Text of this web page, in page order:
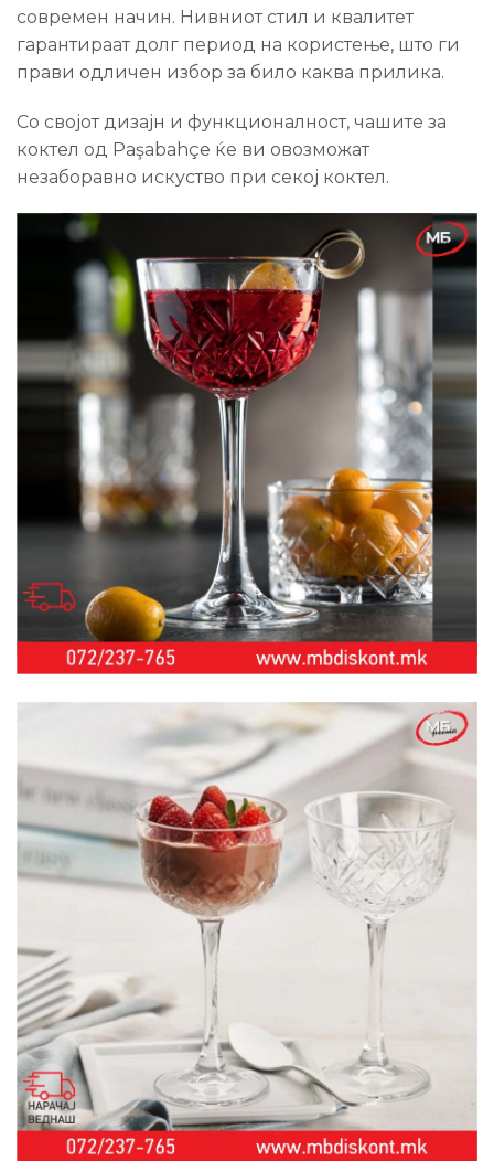
современ начин. Нивниот стил и квалитет
гарантираат долг период на користење, што ги
прави одличен избор за било каква прилика.
Со својот дизајн и функционалност, чашите за
коктел од Paşabahçe ќе ви овозможат
незаборавно искуство при секој коктел.